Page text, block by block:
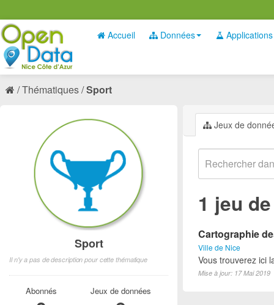
Accueil Données Applications
Thématiques Sport
Jeux de
1 jeu
Cartographie
Ville de Nice
Vous trouverez ici
Mise à jour: 17 Mai 2019
Sport
Il n'y a pas de description pour cette thématique
Abonnés Jeux de données